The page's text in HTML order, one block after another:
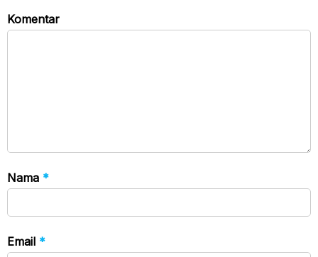
Komentar
Nama *
Email *